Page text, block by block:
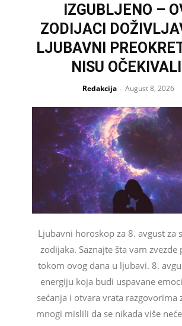
IZGUBLJENO –
ZODIJACI
LJUBAVNI
NISU
Redakcija - August 8, 2026
Ljubavni horoskop za 8. avgust za
zodijaka. Saznajte šta vam zvezde
tokom ovog dana u ljubavi. 8.
energiju koja budi uspavane
sećanja i otvara vrata razgovorima
mnogi mislili da se nikada više